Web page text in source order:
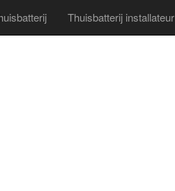
Thuisbatterij installateur